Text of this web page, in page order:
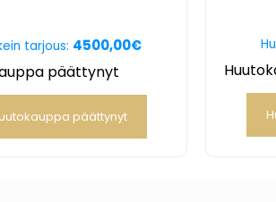
tarjous: 4500,00€
päättynyt
päättynyt